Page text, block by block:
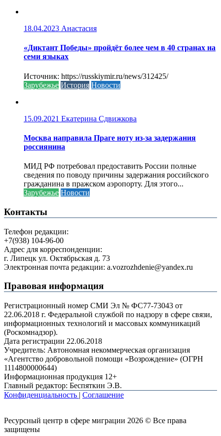
18.04.2023 Анастасия
«Диктант Победы» пройдёт более чем в 40 странах на
семи языках
Источник: https://russkiymir.ru/news/312425/
Зарубежье История Новости
15.09.2021 Екатерина Сдвижкова
Москва направила Праге ноту из-за задержания
россиянина
МИД РФ потребовал предоставить России полные
сведения по поводу причины задержания российского
гражданина в пражском аэропорту. Для этого...
Зарубежье Новости
Контакты
Телефон редакции:
+7(938) 104-96-00
Адрес для корреспонденции:
г. Липецк ул. Октябрьская д. 73
Электронная почта редакции: a.vozrozhdenie@yandex.ru
Правовая информация
Регистрационный номер СМИ Эл № ФС77-73043 от
22.06.2018 г. Федеральной службой по надзору в сфере связи,
информационных технологий и массовых коммуникаций
(Роскомнадзор).
Дата регистрации 22.06.2018
Учредитель: Автономная некоммерческая организация
«Агентство добровольной помощи «Возрождение» (ОГРН
1114800000644)
Информационная продукция 12+
Главный редактор: Беспяткин Э.В.
Конфиденциальность | Соглашение
Ресурсный центр в сфере миграции 2026 © Все права
защищены